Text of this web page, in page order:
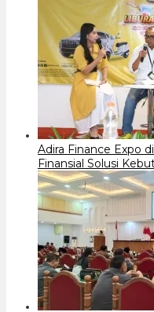
Adira Finance Expo
Finansial Solusi